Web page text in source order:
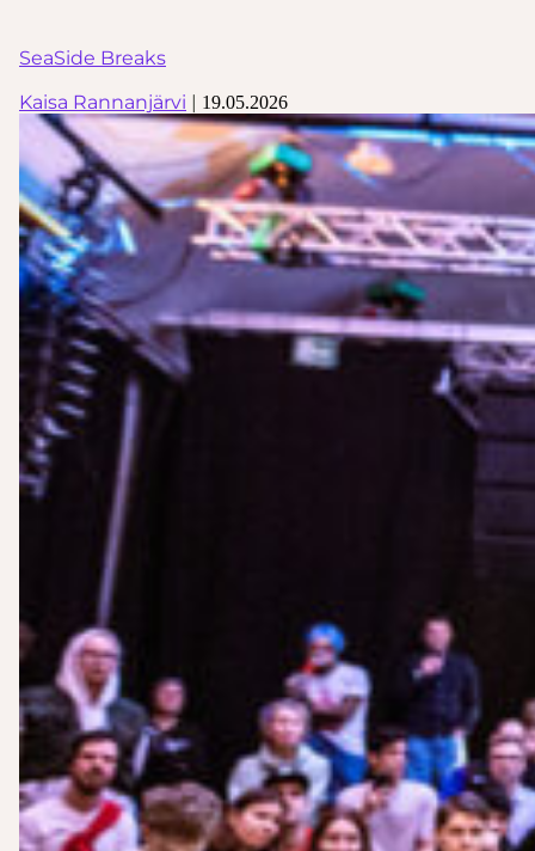
SeaSide Breaks
Kaisa Rannanjärvi
19.05.2026